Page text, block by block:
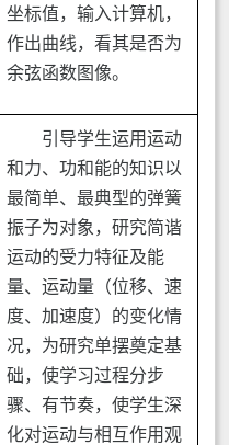
坐标值，输入计算机，
作出曲线，看其是否为
余弦函数图像。
引导学生运用运动
和力、功和能的知识以
最简单、最典型的弹簧
振子为对象，研究简谐
运动的受力特征及能
量、运动量（位移、速
度、加速度）的变化情
况，为研究单摆奠定基
础，使学习过程分步
骤、有节奏，使学生深
化对运动与相互作用观